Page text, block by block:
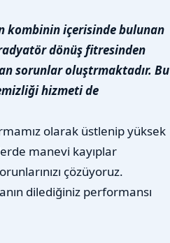
kombinin içerisinde bulunan
dönüş fitresinden
sorunlar oluştrmaktadır. Bu
hizmeti de
olarak üstlenip yüksek
manevi kayıplar
çözüyoruz.
dilediğiniz performansı